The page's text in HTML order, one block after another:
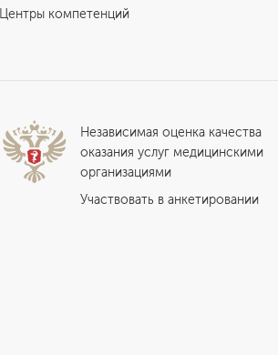
Центры компетенций
Независимая оценка качества
оказания услуг медицинскими
организациями
Участвовать в анкетировании